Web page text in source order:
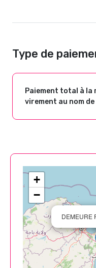
Type de
Paiement total à
virement au nom
DEMEURE
+
−